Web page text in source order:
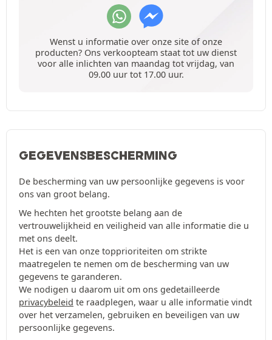
Wenst u informatie over onze site of onze
producten? Ons verkoopteam staat tot uw dienst
voor alle inlichten van maandag tot vrijdag, van
09.00 uur tot 17.00 uur.
GEGEVENSBESCHERMING
De bescherming van uw persoonlijke gegevens is voor
ons van groot belang.
We hechten het grootste belang aan de
vertrouwelijkheid en veiligheid van alle informatie die u
met ons deelt.
Het is een van onze topprioriteiten om strikte
maatregelen te nemen om de bescherming van uw
gegevens te garanderen.
We nodigen u daarom uit om ons gedetailleerde
privacybeleid te raadplegen, waar u alle informatie vindt
over het verzamelen, gebruiken en beveiligen van uw
persoonlijke gegevens.